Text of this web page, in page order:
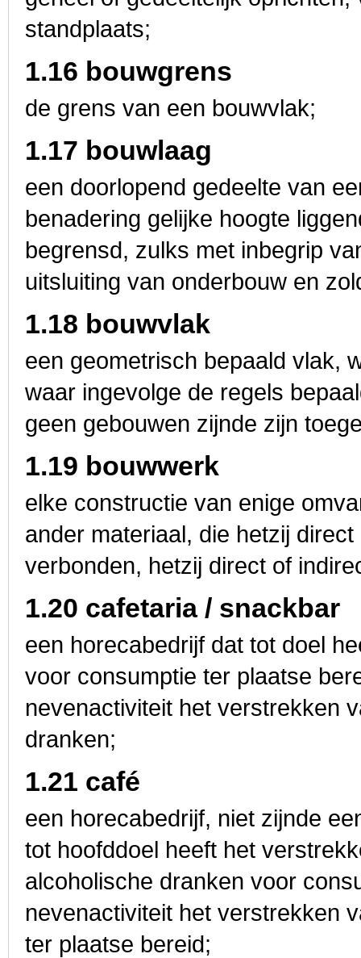
standplaats;
1.16 bouwgrens
de grens van een bouwvlak;
1.17 bouwlaag
een doorlopend gedeelte van
benadering gelijke hoogte
begrensd, zulks met inbegrip
uitsluiting van onderbouw en
1.18 bouwvlak
een geometrisch bepaald vlak,
waar ingevolge de regels
geen gebouwen zijnde zijn
1.19 bouwwerk
elke constructie van enige
ander materiaal, die hetzij
verbonden, hetzij direct of
1.20 cafetaria / snackbar
een horecabedrijf dat tot doel
voor consumptie ter plaatse
nevenactiviteit het verstrekken
dranken;
1.21 café
een horecabedrijf, niet zijnde
tot hoofddoel heeft het
alcoholische dranken voor
nevenactiviteit het verstrekken
ter plaatse bereid;